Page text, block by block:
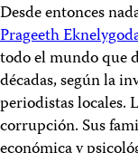
Desde entonces
Prageeth
todo el mundo que
décadas, según la
periodistas locales.
corrupción. Sus